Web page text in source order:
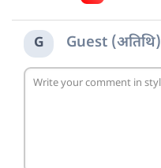
G Guest (अतिथि)